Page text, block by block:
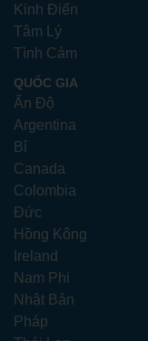
Kinh Điển
Tâm Lý
Tình Cảm
QUỐC GIA
Ấn Độ
Argentina
Bỉ
Canada
Colombia
Đức
Hồng Kông
Ireland
Nam Phi
Nhật Bản
Pháp